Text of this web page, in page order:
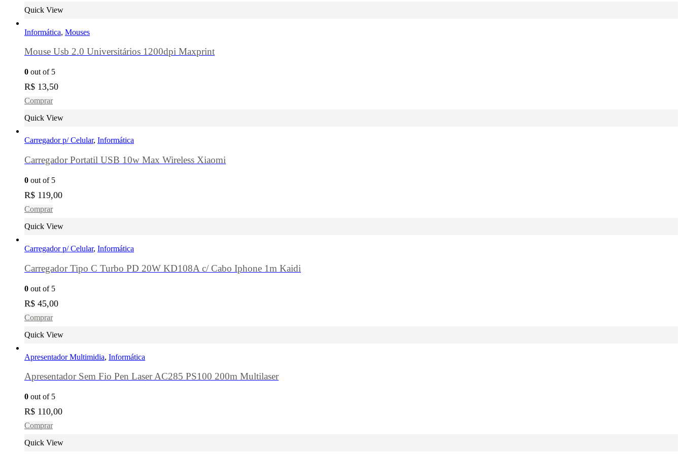
Quick View
Informática, Mouses
Mouse Usb 2.0 Universitários 1200dpi Maxprint
0 out of 5
R$ 13,50
Comprar
Quick View
Carregador p/ Celular, Informática
Carregador Portatil USB 10w Max Wireless Xiaomi
0 out of 5
R$ 119,00
Comprar
Quick View
Carregador p/ Celular, Informática
Carregador Tipo C Turbo PD 20W KD108A c/ Cabo Iphone 1m Kaidi
0 out of 5
R$ 45,00
Comprar
Quick View
Apresentador Multimidia, Informática
Apresentador Sem Fio Pen Laser AC285 PS100 200m Multilaser
0 out of 5
R$ 110,00
Comprar
Quick View